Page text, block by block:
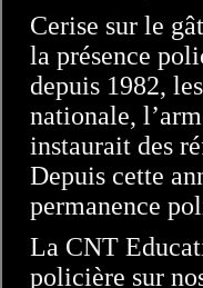
Cerise sur le
la présence
depuis 1982,
nationale,
instaurait des
Depuis cette
permanence
La CNT
policière sur